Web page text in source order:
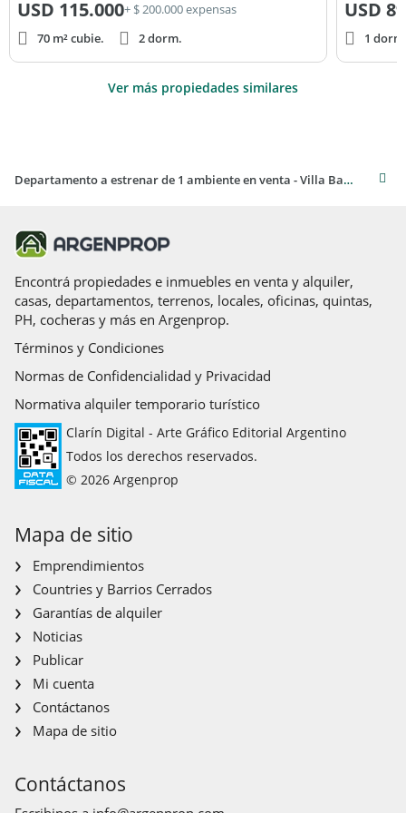
USD 115.000+ $ 200.000 expensas
70 m² cubie.
2 dorm.
USD
1
Ver más propiedades similares
Departamento a estrenar de 1 ambiente en venta - Villa Ballester
Encontrá propiedades e inmuebles en venta y alquiler,
casas, departamentos, terrenos, locales, oficinas, quintas,
PH, cocheras y más en Argenprop.
Términos y Condiciones
Normas de Confidencialidad y Privacidad
Normativa alquiler temporario turístico
Clarín Digital - Arte Gráfico Editorial Argentino
Todos los derechos reservados.
© 2026 Argenprop
Mapa de sitio
Emprendimientos
Countries y Barrios Cerrados
Garantías de alquiler
Noticias
Publicar
Mi cuenta
Contáctanos
Mapa de sitio
Contáctanos